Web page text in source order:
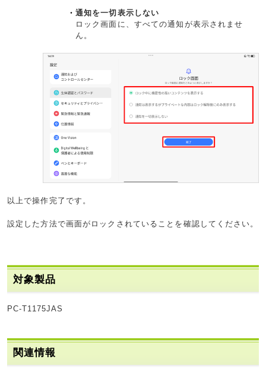
通知を一切表示しない
ロック画面に、すべての通知が表示されませ
ん。
以上で操作完了です。
設定した方法で画面がロックされていることを確認してください。
対象製品
PC-T1175JAS
関連情報